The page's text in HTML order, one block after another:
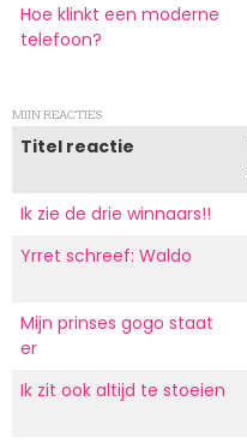
Hoe klinkt een moderne
telefoon?
MIJN REACTIES
Titel reactie
Ik zie de drie winnaars!!
Yrret schreef: Waldo
Mijn prinses gogo staat
er
Ik zit ook altijd te stoeien